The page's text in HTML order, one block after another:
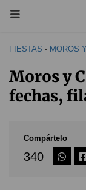
FIESTAS - MOROS
Moros y
fechas,
Compártelo
340